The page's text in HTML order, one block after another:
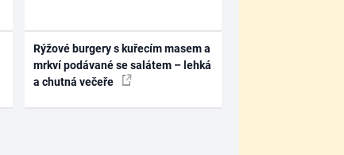
Rýžové burgery s kuřecím masem a
mrkví podávané se salátem – lehká
a chutná večeře